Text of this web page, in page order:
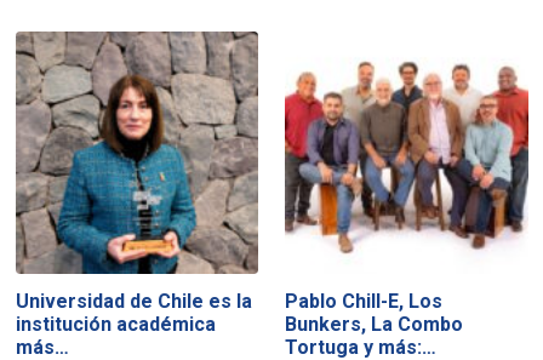
Universidad de Chile es la
institución académica
más…
Pablo Chill-E, Los
Bunkers, La Combo
Tortuga y más:…